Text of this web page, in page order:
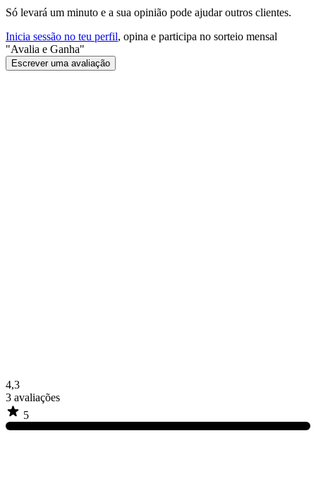
Só levará um minuto e a sua opinião pode ajudar outros clientes.
Inicia sessão no teu perfil, opina e participa no sorteio mensal
"Avalia e Ganha"
Escrever uma avaliação
4,3
3 avaliações
5